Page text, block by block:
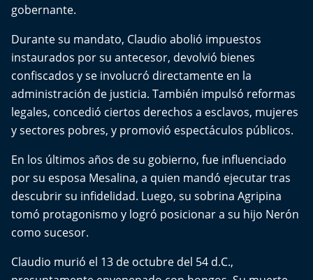
Conecta Vida
El Mejor País de Chile
Te invito a tomar once
Bío Bío en Ruta
Especiales
Chiche cuadra y su parrilla
gobernante.
Durante su mandato, Claudio abolió impuestos
instaurados por su antecesor, devolvió bienes
confiscados y se involucró directamente en la
administración de justicia. También impulsó reformas
legales, concedió ciertos derechos a esclavos, mujeres
y sectores pobres, y promovió espectáculos públicos.
En los últimos años de su gobierno, fue influenciado
por su esposa Mesalina, a quien mandó ejecutar tras
descubrir su infidelidad. Luego, su sobrina Agripina
tomó protagonismo y logró posicionar a su hijo Nerón
como sucesor.
Claudio murió el 13 de octubre del 54 d.C.,